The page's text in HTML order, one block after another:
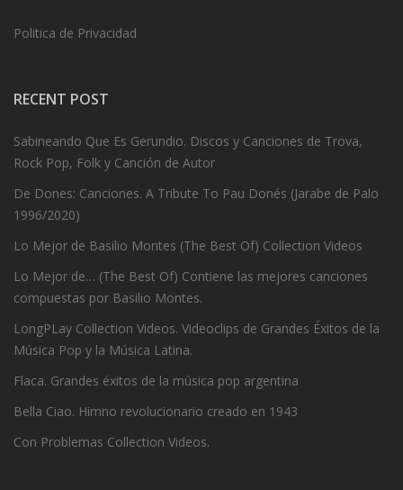
Politica de Privacidad
RECENT POST
Sabineando Que Es Gerundio. Discos y Canciones de Trova,
Rock Pop, Folk y Canción de Autor
De Dones: Canciones. A Tribute To Pau Donés (Jarabe de Palo
1996/2020)
Lo Mejor de Basilio Montes (The Best Of) Collection Videos
Lo Mejor de… (The Best Of) Contiene las mejores canciones
compuestas por Basilio Montes.
LongPLay Collection Videos. Videoclips de Grandes Éxitos de la
Música Pop y la Música Latina.
Flaca. Grandes éxitos de la música pop argentina
Bella Ciao. Himno revolucionario creado en 1943
Con Problemas Collection Videos.